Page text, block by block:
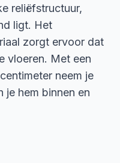
reliëfstructuur,
ligt. Het
zorgt ervoor dat
vloeren. Met een
neem je
je hem binnen en